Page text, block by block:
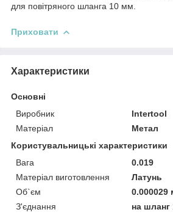
для повітряного шланга 10 мм.
Приховати
Характеристики
Основні
Виробник
Intertool
Матеріал
Метал
Користувальницькі характеристики
Вага
0.019
Матеріал виготовлення
Латунь
Об`єм
0.000029
З'єднання
на шланг